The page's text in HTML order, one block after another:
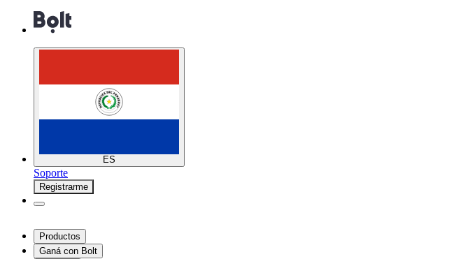
ES
Soporte
Registrarme
Productos
Ganá con Bolt